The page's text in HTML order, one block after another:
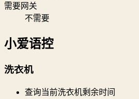
需要网关
不需要
小爱语控
洗衣机
查询当前洗衣机剩余时间